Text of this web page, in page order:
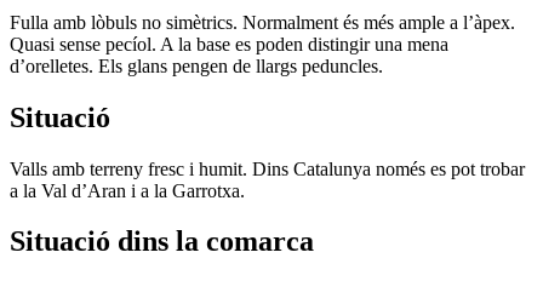
Fulla amb lòbuls no simètrics. Normalment és més ample a l’àpex.
Quasi sense pecíol. A la base es poden distingir una mena
d’orelletes. Els glans pengen de llargs peduncles.
Situació
Valls amb terreny fresc i humit. Dins Catalunya només es pot trobar
a la Val d’Aran i a la Garrotxa.
Situació dins la comarca